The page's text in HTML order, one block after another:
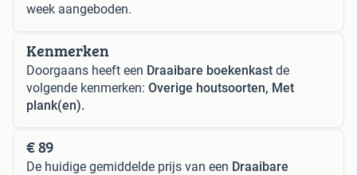
week aangeboden.
Kenmerken
Doorgaans heeft een Draaibare boekenkast de
volgende kenmerken: Overige houtsoorten, Met
plank(en).
€ 89
De huidige gemiddelde prijs van een Draaibare